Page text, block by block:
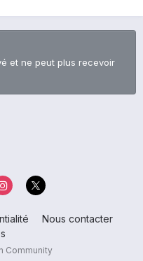
et ne peut plus recevoir
Nous contacter
Community